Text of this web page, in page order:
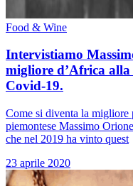
Food & Wine
Intervistiamo
migliore d’Africa alla
Covid-19.
Come si diventa la
piemontese Massimo
che nel 2019 ha vinto quest
23 aprile 2020